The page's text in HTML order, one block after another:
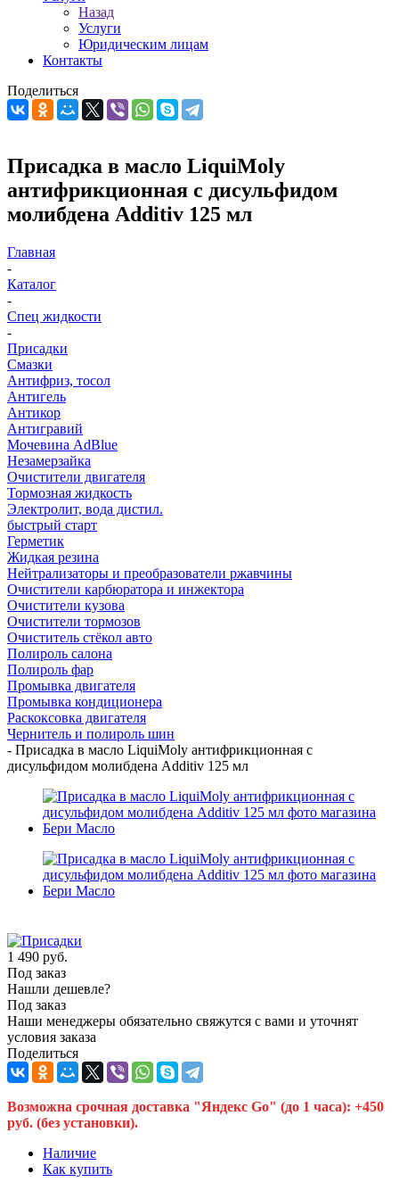
Назад
Услуги
Юридическим лицам
Контакты
Поделиться
Присадка в масло LiquiMoly
антифрикционная с дисульфидом
молибдена Additiv 125 мл
Главная
-
Каталог
-
Спец жидкости
-
Присадки
Смазки
Антифриз, тосол
Антигель
Антикор
Антигравий
Мочевина AdBlue
Незамерзайка
Очистители двигателя
Тормозная жидкость
Электролит, вода дистил.
быстрый старт
Герметик
Жидкая резина
Нейтрализаторы и преобразователи ржавчины
Очистители карбюратора и инжектора
Очистители кузова
Очистители тормозов
Очиститель стёкол авто
Полироль салона
Полироль фар
Промывка двигателя
Промывка кондиционера
Раскоксовка двигателя
Чернитель и полироль шин
- Присадка в масло LiquiMoly антифрикционная с
дисульфидом молибдена Additiv 125 мл
1 490 руб.
Под заказ
Нашли дешевле?
Под заказ
Наши менеджеры обязательно свяжутся с вами и уточнят
условия заказа
Поделиться
Возможна срочная доставка "Яндекс Go" (до 1 часа): +450
руб. (без установки).
Наличие
Как купить